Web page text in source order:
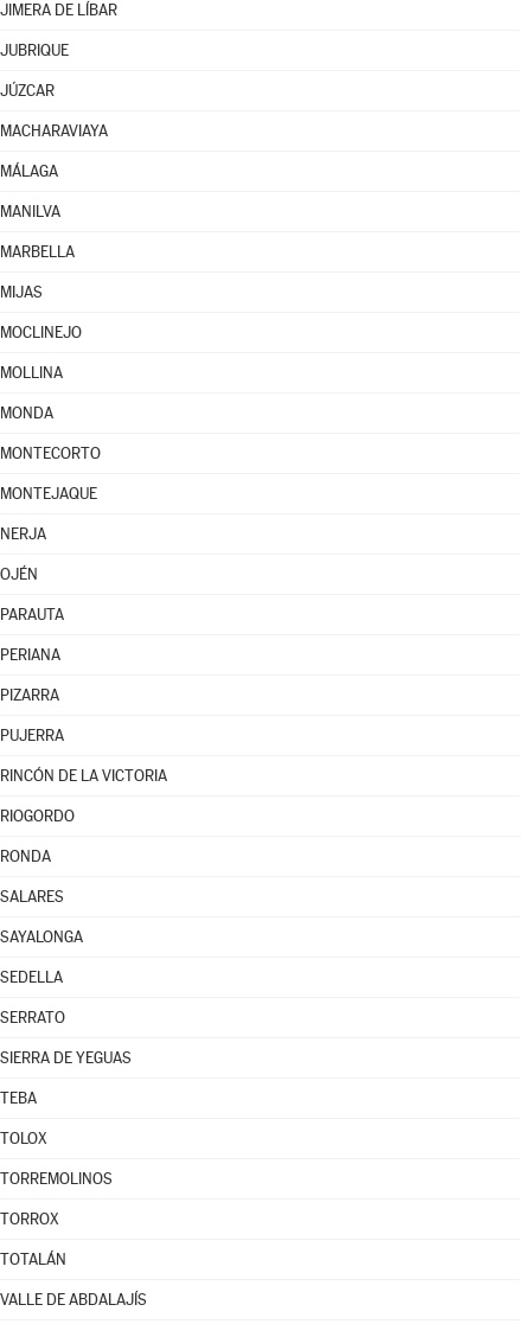
JIMERA DE LÍBAR
JUBRIQUE
JÚZCAR
MACHARAVIAYA
MÁLAGA
MANILVA
MARBELLA
MIJAS
MOCLINEJO
MOLLINA
MONDA
MONTECORTO
MONTEJAQUE
NERJA
OJÉN
PARAUTA
PERIANA
PIZARRA
PUJERRA
RINCÓN DE LA VICTORIA
RIOGORDO
RONDA
SALARES
SAYALONGA
SEDELLA
SERRATO
SIERRA DE YEGUAS
TEBA
TOLOX
TORREMOLINOS
TORROX
TOTALÁN
VALLE DE ABDALAJÍS